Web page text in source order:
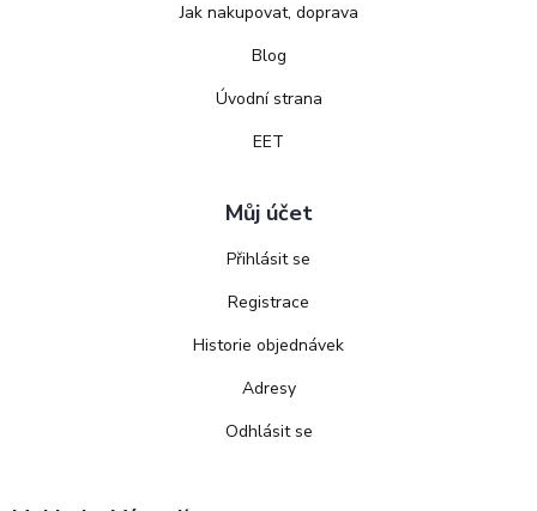
Jak nakupovat, doprava
Blog
Úvodní strana
EET
Můj účet
Přihlásit se
Registrace
Historie objednávek
Adresy
Odhlásit se